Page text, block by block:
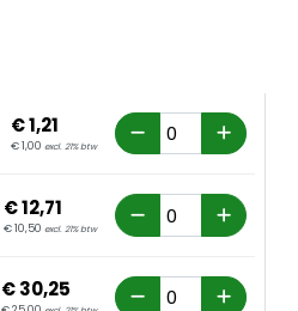
€1,21
€1,00 excl. 21% btw
€12,71
€10,50 excl. 21% btw
€30,25